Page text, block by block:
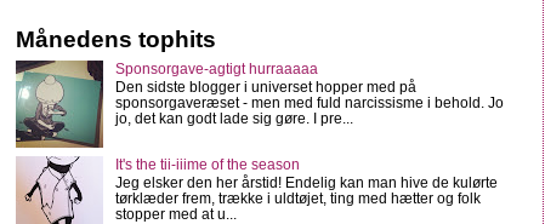
Månedens tophits
Sponsorgave-agtigt hurraaaaa
Den sidste blogger i universet hopper med på
sponsorgaveræset - men med fuld narcissisme i behold. Jo
jo, det kan godt lade sig gøre. I pre...
It's the tii-iiime of the season
Jeg elsker den her årstid! Endelig kan man hive de kulørte
tørklæder frem, trække i uldtøjet, ting med hætter og folk
stopper med at u...